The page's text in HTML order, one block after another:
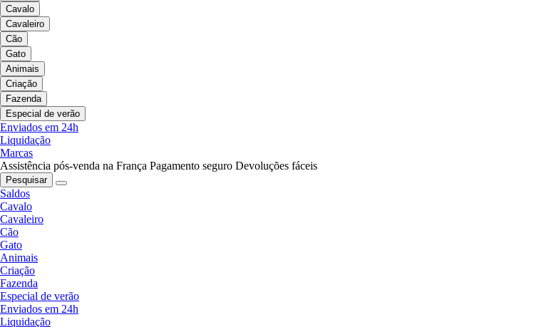
Cavalo
Cavaleiro
Cão
Gato
Animais
Criação
Fazenda
Especial de verão
Enviados em 24h
Liquidação
Marcas
Assistência pós-venda na França Pagamento seguro Devoluções fáceis
Pesquisar
Saldos
Cavalo
Cavaleiro
Cão
Gato
Animais
Criação
Fazenda
Especial de verão
Enviados em 24h
Liquidação